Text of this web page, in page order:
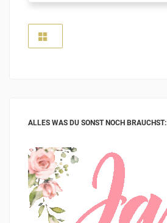
ALLES WAS DU SONST NOCH BRAUCHST: